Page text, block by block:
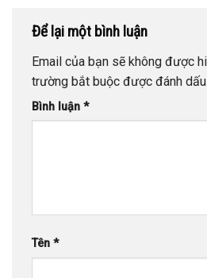
Để lại một bình luận
Email của bạn sẽ không được
trường bắt buộc được đánh dấu
Bình luận *
Tên *